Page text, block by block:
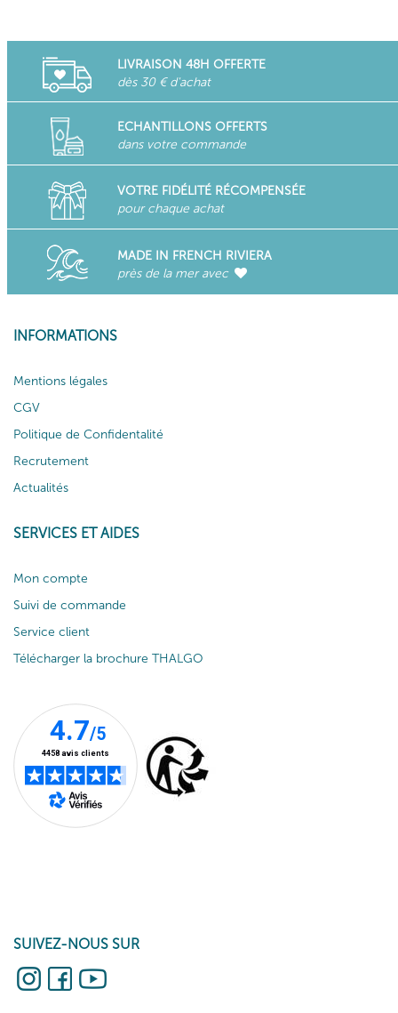
LIVRAISON 48H OFFERTE
dès 30 € d'achat
ECHANTILLONS OFFERTS
dans votre commande
VOTRE FIDÉLITÉ RÉCOMPENSÉE
pour chaque achat
MADE IN FRENCH RIVIERA
près de la mer avec
INFORMATIONS
Mentions légales
CGV
Politique de Confidentalité
Recrutement
Actualités
SERVICES ET AIDES
Mon compte
Suivi de commande
Service client
Télécharger la brochure THALGO
SUIVEZ-NOUS SUR